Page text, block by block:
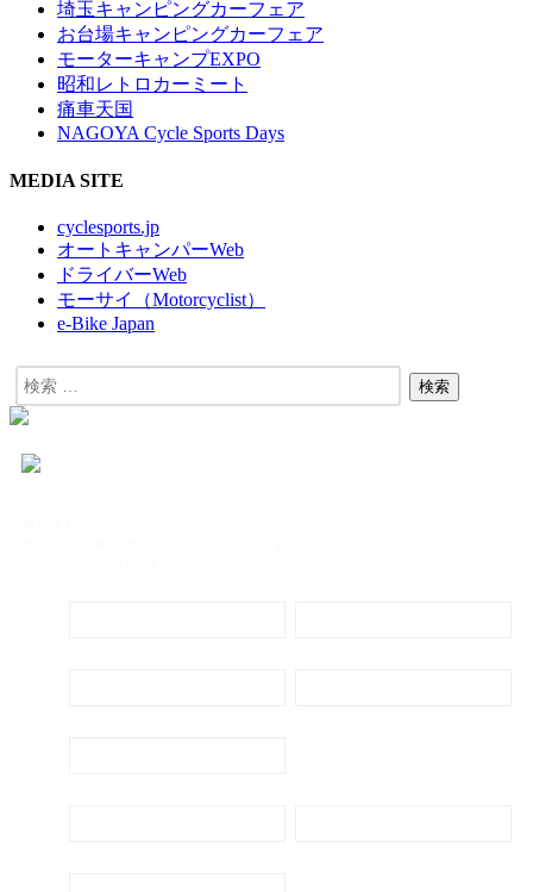
埼玉キャンピングカーフェア
お台場キャンピングカーフェア
モーターキャンプEXPO
昭和レトロカーミート
痛車天国
NAGOYA Cycle Sports Days
MEDIA SITE
cyclesports.jp
オートキャンパーWeb
ドライバーWeb
モーサイ（Motorcyclist）
e-Bike Japan